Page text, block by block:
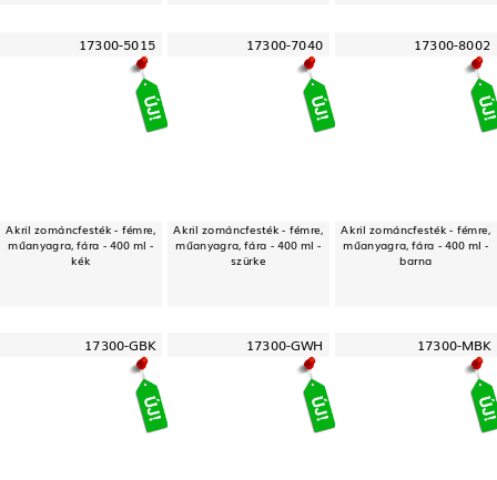
17300-5015
Akril zománcfesték - fémre,
műanyagra, fára - 400 ml -
kék
17300-7040
Akril zománcfesték - fémre,
műanyagra, fára - 400 ml -
szürke
17300-8002
Akril zománcfesték - fémre,
műanyagra, fára - 400 ml -
barna
17300-GBK 17300-GWH 17300-MBK